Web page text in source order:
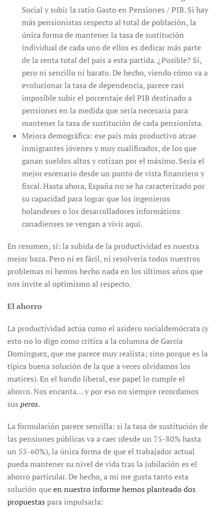
Social y subir la ratio Gasto en Pensiones / PIB. Si hay
más pensionistas respecto al total de población, la
única forma de mantener la tasa de sustitución
individual de cada uno de ellos es dedicar más parte
de la renta total del país a esta partida. ¿Posible? Sí,
pero ni sencillo ni barato. De hecho, viendo cómo va a
evolucionar la tasa de dependencia, parece casi
imposible subir el porcentaje del PIB destinado a
pensiones en la medida que sería necesaria para
mantener la tasa de sustitución de cada pensionista.
Mejora demográfica: ese país más productivo atrae
inmigrantes jóvenes y muy cualificados, de los que
ganan sueldos altos y cotizan por el máximo. Sería el
mejor escenario desde un punto de vista financiero y
fiscal. Hasta ahora, España no se ha caracterizado por
su capacidad para lograr que los ingenieros
holandeses o los desarrolladores informáticos
canadienses se vengan a vivir aquí.
En resumen, sí: la subida de la productividad es nuestra
mejor baza. Pero ni es fácil, ni resolvería todos nuestros
problemas ni hemos hecho nada en los últimos años que
nos invite al optimismo al respecto.
El ahorro
La productividad actúa como el asidero socialdemócrata (y
esto no lo digo como crítica a la columna de García
Domínguez, que me parece muy realista; sino porque es la
típica buena solución de la que a veces olvidamos los
matices). En el bando liberal, ese papel lo cumple el
ahorro. Nos encanta… y por eso no siempre recordamos
sus peros.
La formulación parece sencilla: si la tasa de sustitución de
las pensiones públicas va a caer (desde un 75-80% hasta
un 55-60%), la única forma de que el trabajador actual
pueda mantener su nivel de vida tras la jubilación es el
ahorro particular. De hecho, a mí me gusta tanto esta
solución queen nuestro informe hemos planteado dos
propuestas para impulsarla: